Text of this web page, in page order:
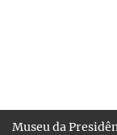
Museu da